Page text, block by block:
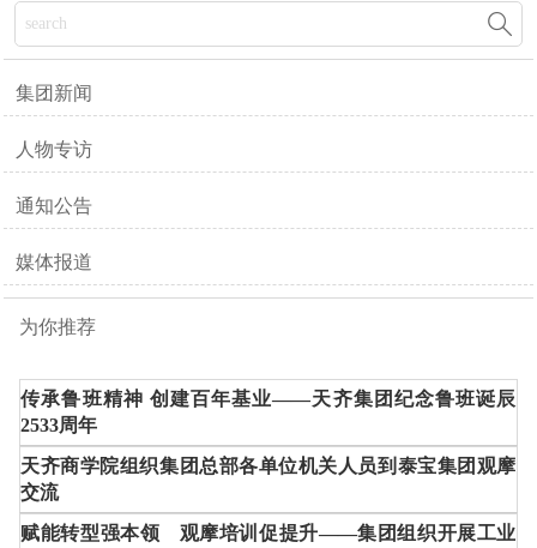

集团新闻
人物专访
通知公告
媒体报道
为你推荐
传承鲁班精神 创建百年基业——天齐集团纪念鲁班诞辰
2533周年
天齐商学院组织集团总部各单位机关人员到泰宝集团观摩
交流
赋能转型强本领 观摩培训促提升——集团组织开展工业